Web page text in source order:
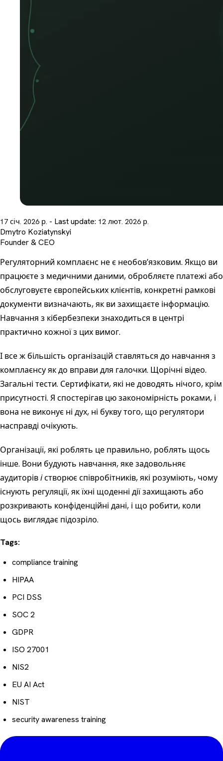
17 січ. 2026 р. - Last update: 12 лют. 2026 р.
Dmytro Koziatynskyi
Founder & CEO
Регуляторний комплаєнс не є необовʼязковим. Якщо ви
працюєте з медичними даними, обробляєте платежі або
обслуговуєте європейських клієнтів, конкретні рамкові
документи визначають, як ви захищаєте інформацію.
Навчання з кібербезпеки знаходиться в центрі
практично кожної з цих вимог.
І все ж більшість організацій ставляться до навчання з
комплаєнсу як до вправи для галочки. Щорічні відео.
Загальні тести. Сертифікати, які не доводять нічого, крім
присутності. Я спостерігав цю закономірність роками, і
вона не виконує ні дух, ні букву того, що регулятори
насправді очікують.
Організації, які роблять це правильно, роблять щось
інше. Вони будують навчання, яке задовольняє
аудиторівістворює співробітників, які розуміють, чому
існують регуляції, як їхні щоденні дії захищають або
розкривають конфіденційні дані, і що робити, коли
щось виглядає підозріло.
Tags:
compliance training
HIPAA
PCI DSS
SOC 2
GDPR
ISO 27001
NIS2
EU AI Act
NIST
security awareness training